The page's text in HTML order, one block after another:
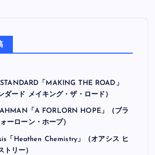
「MAKING THE ROAD」
ダード メイキング・ザ・ロード）
「A FORLORN HOPE」（ブラ
ーローン・ホープ）
「Heathen Chemistry」（オアシス ヒ
トリー）